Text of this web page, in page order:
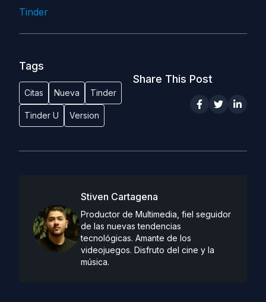
Tinder
Tags
Citas Nueva Tinder
Tinder U Version
Share This Post
Stiven Cartagena
Productor de Multimedia, fiel seguidor
de las nuevas tendencias
tecnológicas. Amante de los
videojuegos. Disfruto del cine y la
música.